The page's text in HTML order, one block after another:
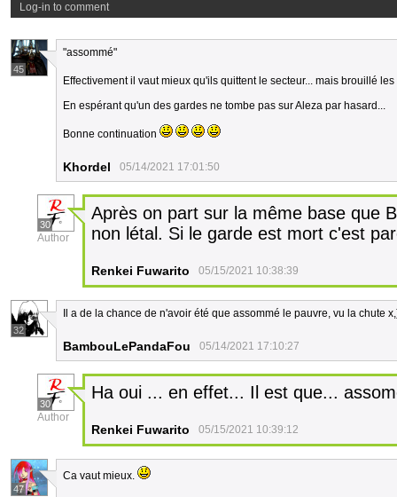
Log-in to comment
45
"assommé"
Effectivement il vaut mieux qu'ils quittent le secteur... mais brouillé
En espérant qu'un des gardes ne tombe pas sur Aleza par hasard...
Bonne continuation
Khordel 05/14/2021 17:01:50
30
Author
Après on part sur la même base que
non létal. Si le garde est mort c'est
Renkei Fuwarito 05/15/2021 10:38:39
32
Il a de la chance de n'avoir été que assommé le pauvre, vu la chute
BambouLePandaFou 05/14/2021 17:10:27
30
Author
Ha oui ... en effet... Il est que...
Renkei Fuwarito 05/15/2021 10:39:12
47
Ca vaut mieux.